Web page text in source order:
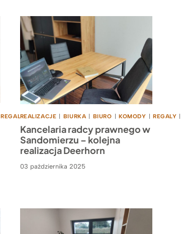
REGALY | STOŁY | SZAFY
REALIZACJE BIURKA BIURO KOMODY REGALY
Kancelaria radcy prawnego w
Sandomierzu – kolejna
realizacja Deerhorn
03 października 2025